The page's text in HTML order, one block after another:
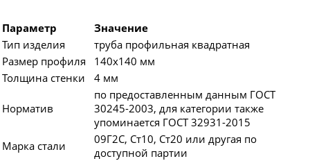
Параметр
Значение
Тип изделия
труба профильная квадратная
Размер профиля
140х140 мм
Толщина стенки
4 мм
Норматив
по предоставленным данным ГОСТ
30245-2003, для категории также
упоминается ГОСТ 32931-2015
Марка стали
09Г2С, Ст10, Ст20 или другая по
доступной партии